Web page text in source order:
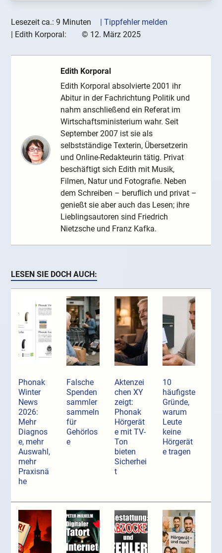
Lesezeit ca.: 9 Minuten
| Tippfehler melden
| Edith Korporal: © 12. März 2025
Edith Korporal
Edith Korporal absolvierte 2001 ihr
Abitur in der Fachrichtung Politik und
nahm anschließend ein Referat im
Wirtschaftsministerium wahr. Seit
September 2007 ist sie als
selbstständige Texterin, Übersetzerin
und Online-Redakteurin tätig. Privat
beschäftigt sich Edith mit Musik,
Filmen, Natur und Fotografie. Neben
dem Schreiben – beruflich und privat –
genießt sie aber auch das Lesen; ihre
Lieblingsautoren sind Friedrich
Nietzsche und Franz Kafka.
LESEN SIE DOCH AUCH:
Phonak
Winter
News
2026:
Mehr
Diagnos
e, mehr
Auswahl,
mehr
Praxisnä
he
Falsche
Spenden
sammler
sammeln
für
Gehörlos
e
Aktenzei
chen XY
zeigt:
Phonak
Hörgerät
e mit TV-
Ton
bieten
Sicherhei
t
10
häufigste
Gründe,
warum
Leute
keine
Hörgerät
e tragen